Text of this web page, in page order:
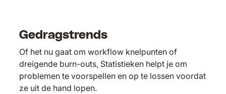
Gedragstrends
Of het nu gaat om workflow knelpunten of
dreigende burn-outs, Statistieken helpt je om
problemen te voorspellen en op te lossen voordat
ze uit de hand lopen.